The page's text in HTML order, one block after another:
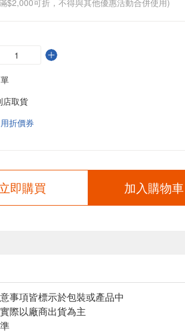
$2,000可折，不得與其他優惠活動合併使用)
店取貨
折價券
即購買 加入購物車
事項皆標示於包裝或產品中
際以廠商出貨為主